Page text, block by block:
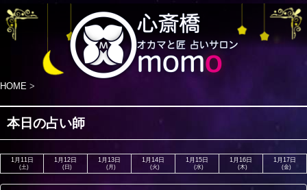
HOME >
本日の占い師
1月11日
(土)
1月12日
(日)
1月13日
(月)
1月14日
(火)
1月15日
(水)
1月16日
(木)
1月17日
(金)